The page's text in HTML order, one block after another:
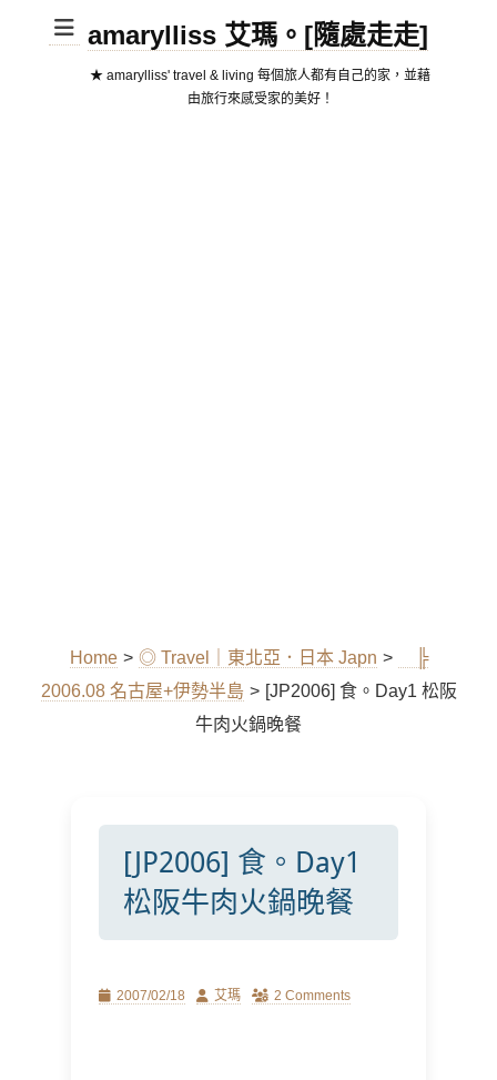
amarylliss 艾瑪。[隨處走走]
★ amarylliss' travel & living 每個旅人都有自己的家，並藉
由旅行來感受家的美好！
Home > ◎ Travel｜東北亞．日本 Japn >
╠
2006.08 名古屋+伊勢半島 > [JP2006] 食。Day1 松阪
牛肉火鍋晚餐
[JP2006] 食。Day1
松阪牛肉火鍋晚餐
Posted
2007/02/18 Author
艾瑪 2 Comments